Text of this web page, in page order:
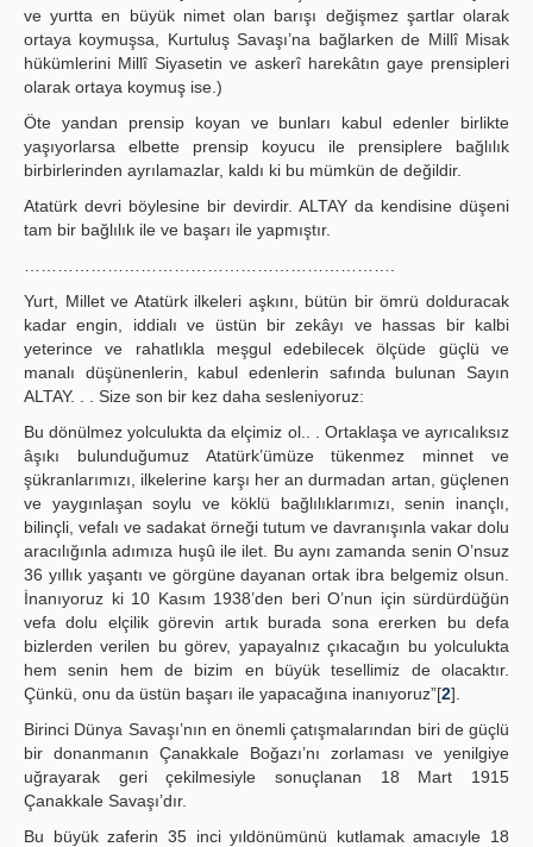
ve yurtta en büyük nimet olan barışı değişmez şartlar olarak
ortaya koymuşsa, Kurtuluş Savaşı’na bağlarken de Millî Misak
hükümlerini Millî Siyasetin ve askerî harekâtın gaye prensipleri
olarak ortaya koymuş ise.)
Öte yandan prensip koyan ve bunları kabul edenler birlikte
yaşıyorlarsa elbette prensip koyucu ile prensiplere bağlılık
birbirlerinden ayrılamazlar, kaldı ki bu mümkün de değildir.
Atatürk devri böylesine bir devirdir. ALTAY da kendisine düşeni
tam bir bağlılık ile ve başarı ile yapmıştır.
Yurt, Millet ve Atatürk ilkeleri aşkını, bütün bir ömrü dolduracak
kadar engin, iddialı ve üstün bir zekâyı ve hassas bir kalbi
yeterince ve rahatlıkla meşgul edebilecek ölçüde güçlü ve
manalı düşünenlerin, kabul edenlerin safında bulunan Sayın
ALTAY. . . Size son bir kez daha sesleniyoruz:
Bu dönülmez yolculukta da elçimiz ol.. . Ortaklaşa ve ayrıcalıksız
âşıkı bulunduğumuz Atatürk’ümüze tükenmez minnet ve
şükranlarımızı, ilkelerine karşı her an durmadan artan, güçlenen
ve yaygınlaşan soylu ve köklü bağlılıklarımızı, senin inançlı,
bilinçli, vefalı ve sadakat örneği tutum ve davranışınla vakar dolu
aracılığınla adımıza huşû ile ilet. Bu aynı zamanda senin O’nsuz
36 yıllık yaşantı ve görgüne dayanan ortak ibra belgemiz olsun.
İnanıyoruz ki 10 Kasım 1938’den beri O’nun için sürdürdüğün
vefa dolu elçilik görevin artık burada sona ererken bu defa
bizlerden verilen bu görev, yapayalnız çıkacağın bu yolculukta
hem senin hem de bizim en büyük tesellimiz de olacaktır.
Çünkü, onu da üstün başarı ile yapacağına inanıyoruz”[2].
Birinci Dünya Savaşı’nın en önemli çatışmalarından biri de güçlü
bir donanmanın Çanakkale Boğazı’nı zorlaması ve yenilgiye
uğrayarak geri çekilmesiyle sonuçlanan 18 Mart 1915
Çanakkale Savaşı’dır.
Bu büyük zaferin 35 inci yıldönümünü kutlamak amacıyle 18